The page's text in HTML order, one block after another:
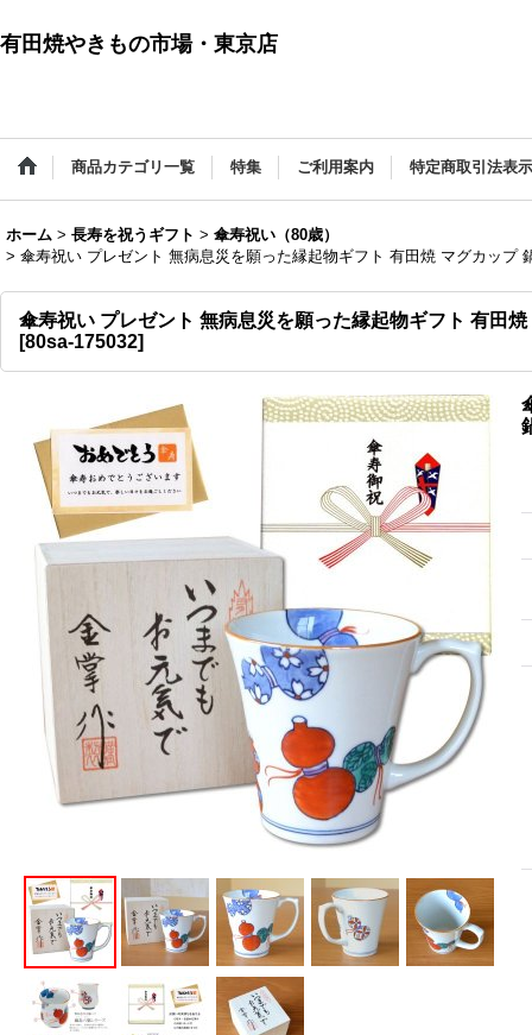
有田焼やきもの市場・東京店
商品カテゴリ一覧 特集 ご利用案内 特定商取引法表示
ホーム > 長寿を祝うギフト > 傘寿祝い（80歳）
> 傘寿祝い プレゼント 無病息災を願った縁起物ギフト 有田焼 マグカップ
傘寿祝い プレゼント 無病息災を願った縁起物ギフト 有田
[80sa-175032]